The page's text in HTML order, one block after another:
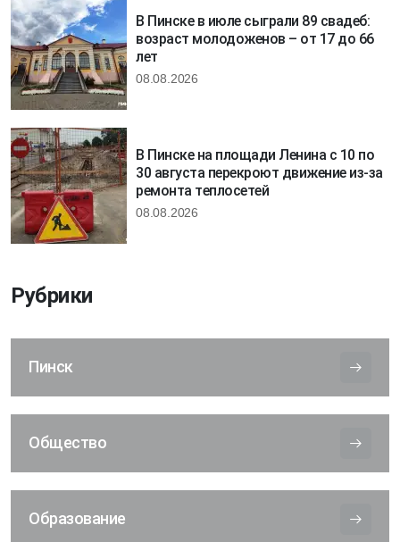
В Пинске в июле сыграли 89 свадеб:
возраст молодоженов – от 17 до 66
лет
08.08.2026
В Пинске на площади Ленина с 10 по
30 августа перекроют движение из-за
ремонта теплосетей
08.08.2026
Рубрики
Пинск
Общество
Образование